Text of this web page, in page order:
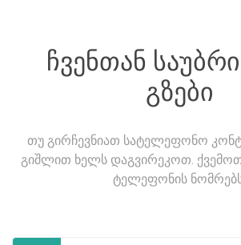
ჩვენთან
გზები
თუ გირჩევნიათ სატელეფონო
გიშლით ხელს დაგვირეკოთ.
ტელეფონის